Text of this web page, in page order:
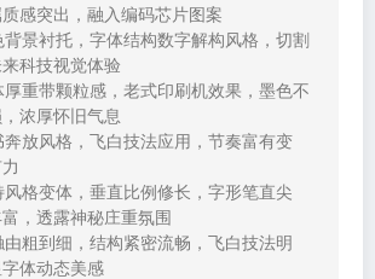
感突出，融入编码芯片图案
景衬托，字体结构数字解构风格，切割
科技视觉体验
重带颗粒感，老式印刷机效果，墨色不
浓厚怀旧气息
放风格，飞白技法应用，节奏富有变
格变体，垂直比例修长，字形笔直尖
，透露神秘庄重氛围
粗到细，结构紧密流畅，飞白技法明
体动态美感